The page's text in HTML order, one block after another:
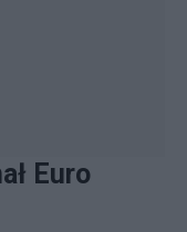
Euro